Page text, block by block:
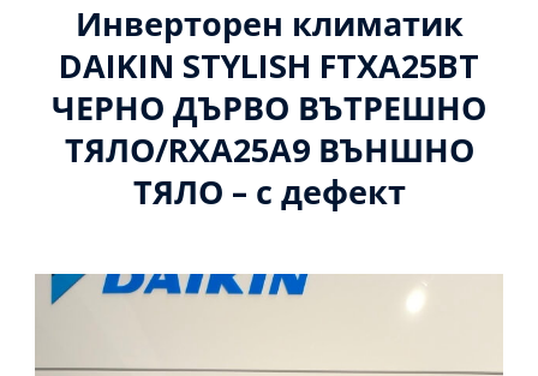
Инверторен климатик
DAIKIN STYLISH FTXA25BT
ЧЕРНО ДЪРВО ВЪТРЕШНО
ТЯЛО/RXА25А9 ВЪНШНО
ТЯЛО – с дефект